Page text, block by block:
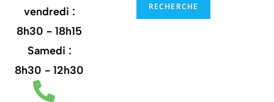
vendredi :
8h30 - 18h15
Samedi :
8h30 - 12h30
RECHERCHE